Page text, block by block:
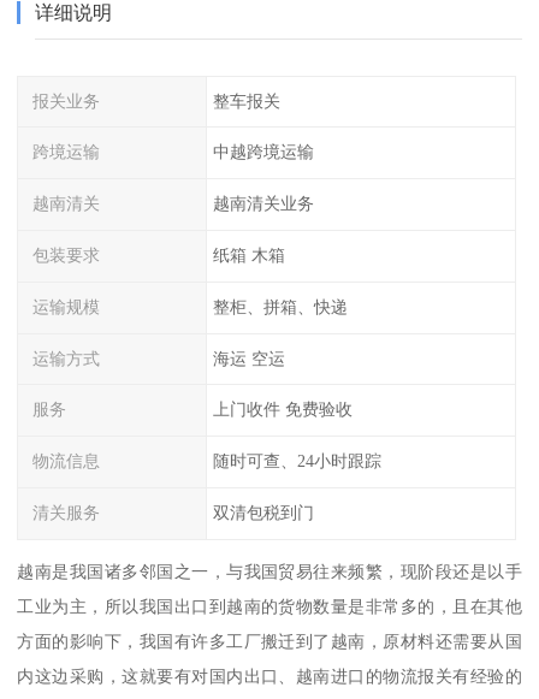
详细说明
报关业务 整车报关
跨境运输 中越跨境运输
越南清关 越南清关业务
包装要求 纸箱 木箱
运输规模 整柜、拼箱、快递
运输方式 海运 空运
服务 上门收件 免费验收
物流信息 随时可查、24小时跟踪
清关服务 双清包税到门
越南是我国诸多邻国之一，与我国贸易往来频繁，现阶段还是以手
工业为主，所以我国出口到越南的货物数量是非常多的，且在其他
方面的影响下，我国有许多工厂搬迁到了越南，原材料还需要从国
内这边采购，这就要有对国内出口、越南进口的物流报关有经验的